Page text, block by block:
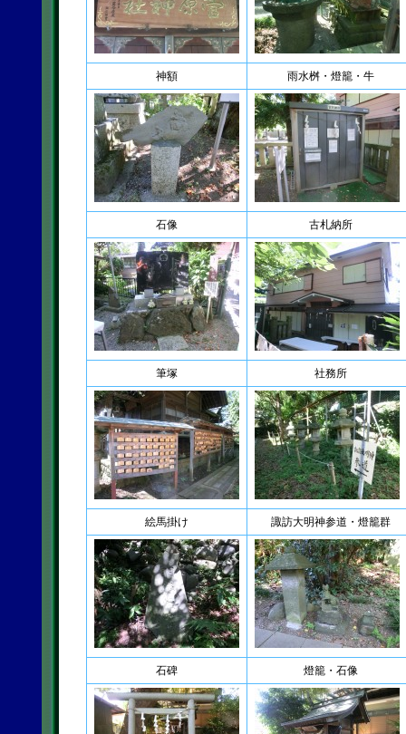
神額 雨水桝・燈籠・牛
石像 古札納所
筆塚 社務所
絵馬掛け 諏訪大明神参道・燈籠群
石碑 燈籠・石像